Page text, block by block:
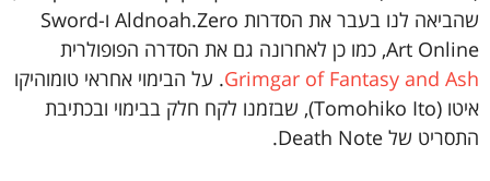
שהביאה לנו בעבר את הסדרות Aldnoah.Zero ו-Sword
Art Online, כמו כן לאחרונה גם את הסדרה הפופולרית
Grimgar of Fantasy and Ash. על הבימוי אחראי טומוהיקו
איטו (Tomohiko Ito), שבזמנו לקח חלק בבימוי ובכתיבת
התסריט של Death Note.